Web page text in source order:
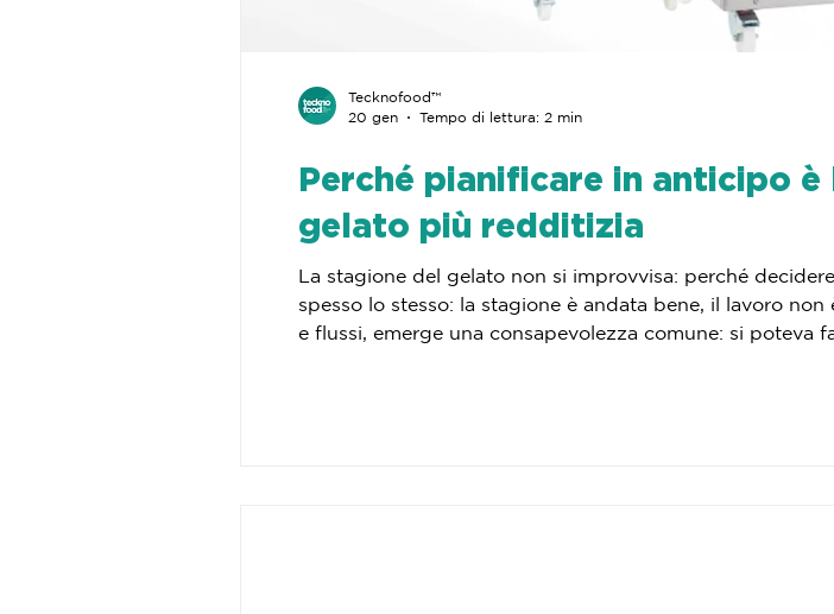
Perché pianificare in anticipo
gelato più redditizia
La stagione del gelato non si improvvisa: perché
spesso lo stesso: la stagione è andata bene, il lavoro
e flussi, emerge una consapevolezza comune: si
Tecknofood™
20 gen
Tempo di lettura: 2 min